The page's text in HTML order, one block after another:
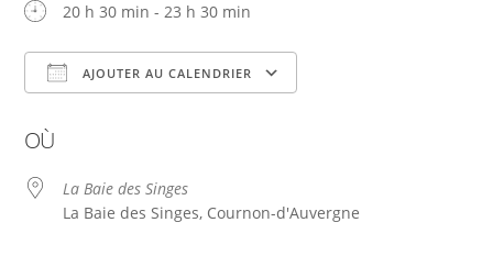
20 h 30 min - 23 h 30 min
AJOUTER AU CALENDRIER
OÙ
La Baie des Singes
La Baie des Singes, Cournon-d'Auvergne